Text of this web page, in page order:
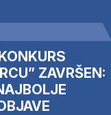
ZAVRŠEN: